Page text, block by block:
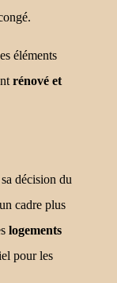
éléments
rénové et
décision du
cadre plus
logements
pour les